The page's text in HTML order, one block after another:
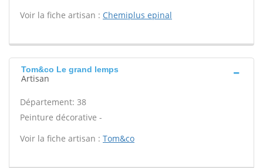
Voir la fiche artisan : Chemiplus epinal
Tom&co Le grand lemps
Artisan
Département: 38
Peinture décorative -
Voir la fiche artisan : Tom&co